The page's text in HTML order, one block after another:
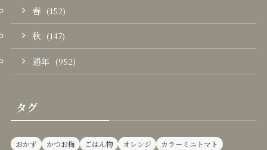
春 (152)
秋 (147)
通年 (952)
タグ
おかず かつお梅 ごはん物 オレンジ
カラーミニトマト